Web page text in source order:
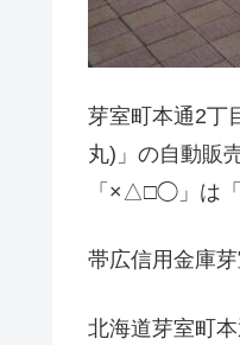
芽室町本通2丁
丸)」の自動販
「×△□◯」は
帯広信用金庫
北海道芽室町